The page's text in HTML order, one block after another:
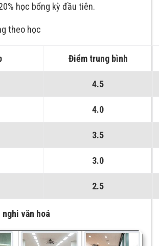
học bổng kỳ đầu tiên.
theo học
Điểm trung bình
4.5
4.0
3.5
3.0
2.5
văn hoá